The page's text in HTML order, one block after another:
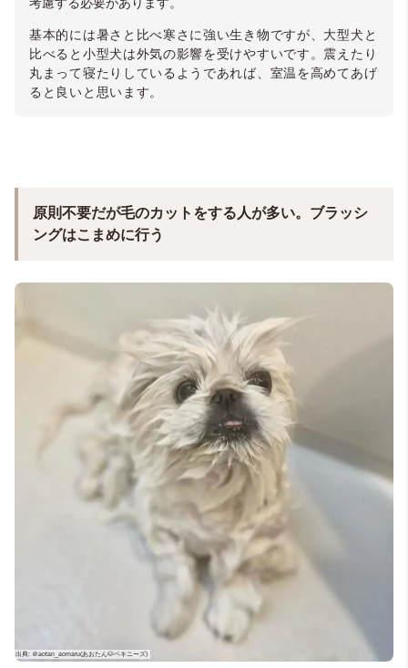
基本的には暑さと比べ寒さに強い生き物ですが、大型犬と
比べると小型犬は外気の影響を受けやすいです。震えたり
丸まって寝たりしているようであれば、室温を高めてあげ
ると良いと思います。
原則不要だが毛のカットをする人が多い。ブラッシ
ングはこまめに行う